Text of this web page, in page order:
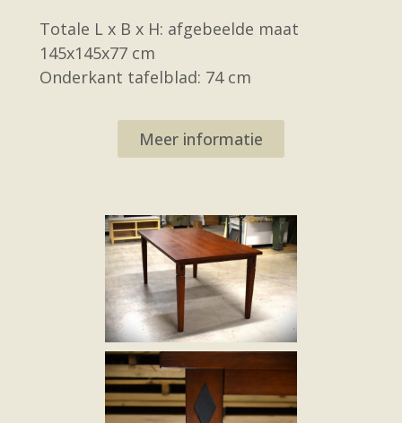
Totale L x B x H: afgebeelde maat
145x145x77 cm
Onderkant tafelblad: 74 cm
Meer informatie